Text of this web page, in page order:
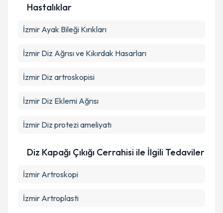
Hastalıklar
İzmir Ayak Bileği Kırıkları
İzmir Diz Ağrısı ve Kıkırdak Hasarları
İzmir Diz artroskopisi
İzmir Diz Eklemi Ağrısı
İzmir Diz protezi ameliyatı
Diz Kapağı Çıkığı Cerrahisi ile İlgili Tedaviler
İzmir Artroskopi
İzmir Artroplasti